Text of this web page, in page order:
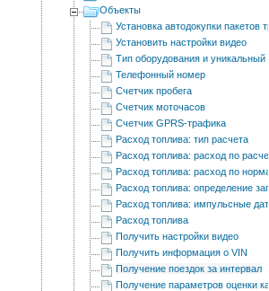
Объекты
Установка автодокупки пакетов
Установить настройки видео
Тип оборудования и уникальный
Телефонный номер
Счетчик пробега
Счетчик моточасов
Счетчик GPRS-трафика
Расход топлива: тип расчета
Расход топлива: расход по
Расход топлива: расход по
Расход топлива: определение
Расход топлива: импульсные
Расход топлива
Получить настройки видео
Получить информация о VIN
Получение поездок за интервал
Получение параметров оценки